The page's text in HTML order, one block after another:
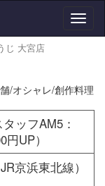
じ 大宮店
/オシャレ/創作料理
ッフAM5：
UP）
京浜東北線）